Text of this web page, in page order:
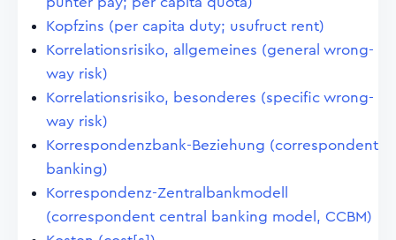
Kopfzins (per capita duty; usufruct rent)
Korrelationsrisiko, allgemeines (general wrong-
way risk)
Korrelationsrisiko, besonderes (specific wrong-
way risk)
Korrespondenzbank-Beziehung (correspondent
banking)
Korrespondenz-Zentralbankmodell
(correspondent central banking model, CCBM)